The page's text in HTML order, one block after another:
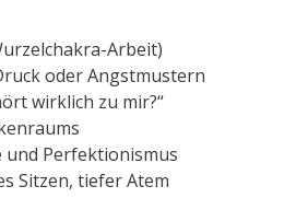
Arbeit)
oder Angstmustern
wirklich zu mir?“
Perfektionismus
Sitzen, tiefer Atem